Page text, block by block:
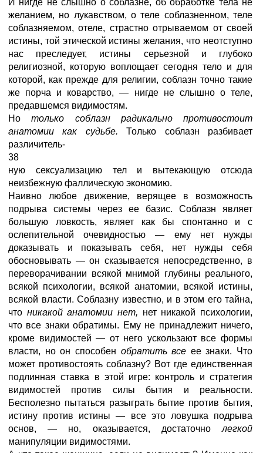
И нигде не слышно о соблазне, об обработке тела не
желанием, но лукавством, о теле соблазненном, теле
соблазняемом, отеле, страстно отрываемом от своей
истины, той этической истины желания, что неотступно
нас преследует, истины серьезной и глубоко
религиозной, которую воплощает сегодня тело и для
которой, как прежде для религии, соблазн точно такие
же порча и коварство, — нигде не слышно о теле,
предавшемся видимостям.
Нотолько соблазн радикально противостоит
анатомии как судьбе. Только соблазн разбивает
различитель-
38
ную сексуализацию тел и вытекающую отсюда
неизбежную фаллическую экономию.
Наивно любое движение, верящее в возможность
подрыва системы через ее базис. Соблазн являет
большую ловкость, являет как бы спонтанно и с
ослепительной очевидностью — ему нет нужды
доказывать и показывать себя, нет нужды себя
обосновывать — он сказывается непосредственно, в
переворачивании всякой мнимой глубины реального,
всякой психологии, всякой анатомии, всякой истины,
всякой власти. Соблазну известно, и в этом его тайна,
что никакой анатомии нет, нет никакой психологии,
что все знаки обратимы. Ему не принадлежит ничего,
кроме видимостей — от него ускользают все формы
власти, но он способен обратить все ее знаки. Что
может противостоять соблазну? Вот где единственная
подлинная ставка в этой игре: контроль и стратегия
видимостей против силы бытия и реальности.
Бесполезно пытаться разыграть бытие против бытия,
истину против истины — все это ловушка подрыва
основ, — но, оказывается, достаточно легкой
манипуляции видимостями.